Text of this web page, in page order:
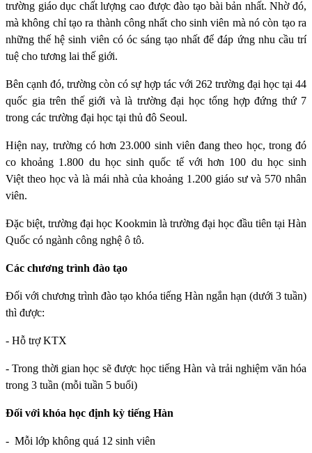
trường giáo dục chất lượng cao được đào tạo bài bản nhất. Nhờ đó,
mà không chỉ tạo ra thành công nhất cho sinh viên mà nó còn tạo ra
những thế hệ sinh viên có óc sáng tạo nhất để đáp ứng nhu cầu trí
tuệ cho tương lai thế giới.
Bên cạnh đó, trường còn có sự hợp tác với 262 trường đại học tại 44
quốc gia trên thế giới và là trường đại học tổng hợp đứng thứ 7
trong các trường đại học tại thủ đô Seoul.
Hiện nay, trường có hơn 23.000 sinh viên đang theo học, trong đó
co khoảng 1.800 du học sinh quốc tế với hơn 100 du học sinh
Việt theo học và là mái nhà của khoảng 1.200 giáo sư và 570 nhân
viên.
Đặc biệt, trường đại học Kookmin là trường đại học đầu tiên tại Hàn
Quốc có ngành công nghệ ô tô.
Các chương trình đào tạo
Đối với chương trình đào tạo khóa tiếng Hàn ngắn hạn (dưới 3 tuần)
thì được:
- Hỗ trợ KTX
- Trong thời gian học sẽ được học tiếng Hàn và trải nghiệm văn hóa
trong 3 tuần (mỗi tuần 5 buổi)
Đối với khóa học định kỳ tiếng Hàn
- Mỗi lớp không quá 12 sinh viên